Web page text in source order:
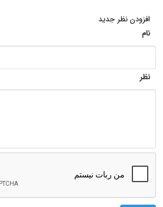
افزودن نظر جدید
نام
نظر